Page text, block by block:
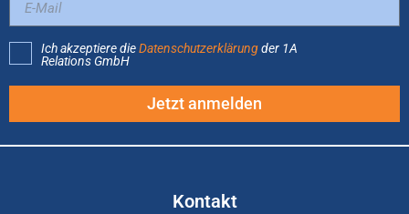
Ich akzeptiere dieDatenschutzerklärungder 1A
Relations GmbH
Jetzt anmelden
Kontakt